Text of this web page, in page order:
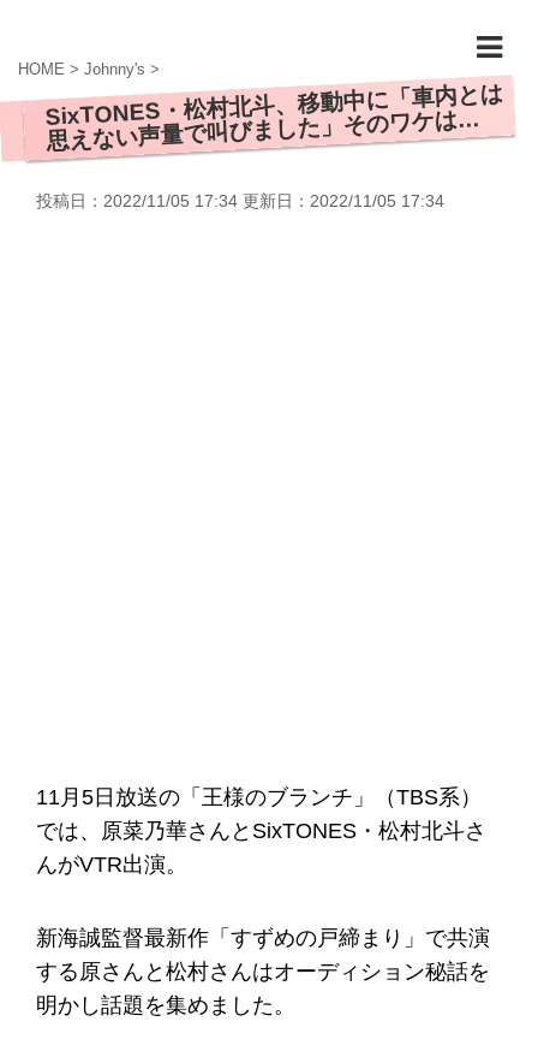
HOME > Johnny's >
SixTONES・松村北斗、移動中に「車内とは
思えない声量で叫びました」そのワケは…
投稿日：2022/11/05 17:34 更新日： 2022/11/05 17:34
11月5日放送の「王様のブランチ」（TBS系）
では、原菜乃華さんとSixTONES・松村北斗さ
んがVTR出演。
新海誠監督最新作「すずめの戸締まり」で共演
する原さんと松村さんはオーディション秘話を
明かし話題を集めました。